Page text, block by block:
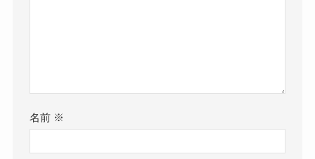
名前 ※